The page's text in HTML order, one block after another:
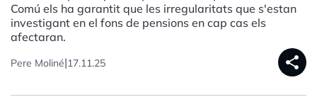
Comú els ha garantit que les irregularitats que s'estan
investigant en el fons de pensions en cap cas els
afectaran.
Pere Moliné|17.11.25 share